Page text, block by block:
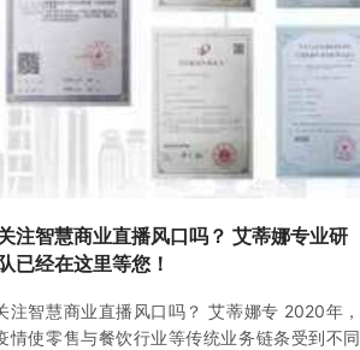
智慧商业直播风口吗？ 艾蒂娜专业研
已经在这里等您！
注智慧商业直播风口吗？ 艾蒂娜专 2020年，
情使零售与餐饮行业等传统业务链条受到不同